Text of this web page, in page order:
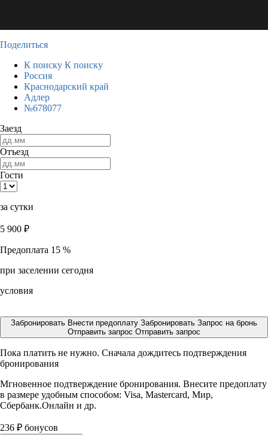
Поделиться
К поиску К поиску
Россия
Краснодарский край
Адлер
№678077
Заезд
Отъезд
Гости
за сутки
5 900 ₽
Предоплата 15 %
при заселении сегодня
условия
Забронировать Внести предоплату Забронировать Запрос на бронь
Отправить запрос Отправить запрос
Пока платить не нужно. Сначала дождитесь подтверждения
бронирования
Мгновенное подтверждение бронирования. Внесите предоплату
в размере удобным способом: Visa, Mastercard, Мир,
Сбербанк.Онлайн и др.
236 ₽ бонусов